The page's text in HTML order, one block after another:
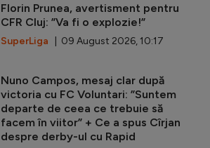
Florin Prunea, avertisment pentru
CFR Cluj: ”Va fi o explozie!”
SuperLiga | 09 August 2026, 10:17
Nuno Campos, mesaj clar după
victoria cu FC Voluntari: ”Suntem
departe de ceea ce trebuie să
facem în viitor” + Ce a spus Cîrjan
despre derby-ul cu Rapid